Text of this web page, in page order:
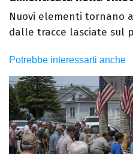
Nuovi elementi tornano
dalle tracce lasciate sul